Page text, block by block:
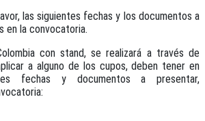
las siguientes fechas y los documentos a
en la convocatoria.
con stand, se realizará a través de
a alguno de los cupos, deben tener en
fechas y documentos a presentar,